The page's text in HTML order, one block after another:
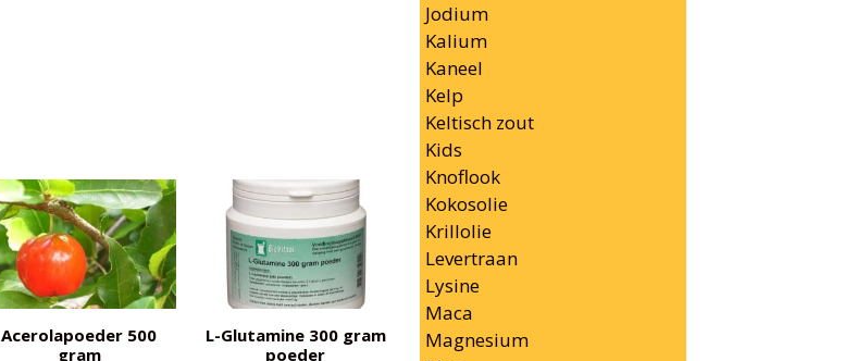
Acerolapoeder 500
gram
L-Glutamine 300 gram
poeder
Jodium
Kalium
Kaneel
Kelp
Keltisch zout
Kids
Knoflook
Kokosolie
Krillolie
Levertraan
Lysine
Maca
Magnesium